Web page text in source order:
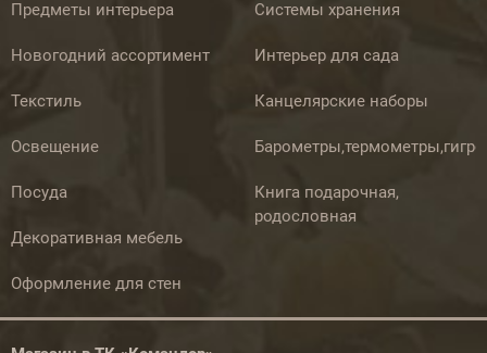
Предметы интерьера
Новогодний ассортимент
Текстиль
Освещение
Посуда
Декоративная мебель
Оформление для стен
Системы хранения
Интерьер для сада
Канцелярские наборы
Книга подарочная,
родословная